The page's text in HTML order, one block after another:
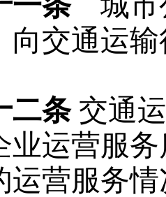
向交通运
二条 交通
业运营服
运营服务